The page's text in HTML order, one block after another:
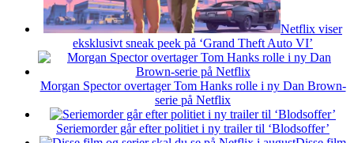
Netflix viser
eksklusivt sneak peek på ‘Grand Theft Auto VI’
Morgan Spector overtager Tom Hanks rolle i ny Dan Brown-
serie på Netflix
Seriemorder går efter politiet i ny trailer til ‘Blodsoffer’